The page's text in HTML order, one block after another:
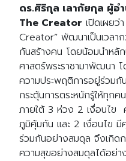
ดร.ศิริกุล เลากัยกุล ผู้อ
The Creator เปิดเผยว่
Creator” พัฒนาเป็นเวลา
กันสร้างคน โดยน้อมนำห
ศาสตร์พระราชามาพัฒนา
ความประพฤติการอยู่ร่วม
กระตุ้นการตระหนักรู้ให้ทุก
ภายใต้ 3 ห่วง 2 เงื่อนไข
ภูมิคุ้มกัน และ 2 เงื่อนไข
ร่วมกันอย่างสมดุล จึงเกิด
ความสุขอย่างสมดุลได้อย่